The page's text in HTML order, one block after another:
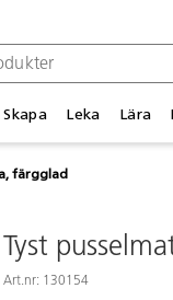
Skapa Leka Lära
färgglad
Tyst
Art.nr: 130154